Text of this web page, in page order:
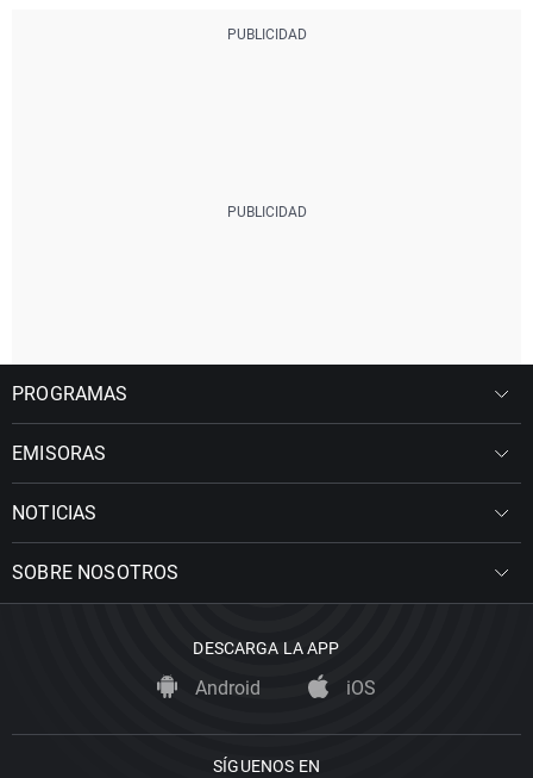
PROGRAMAS
EMISORAS
NOTICIAS
SOBRE NOSOTROS
DESCARGA LA APP
Android iOS
SÍGUENOS EN